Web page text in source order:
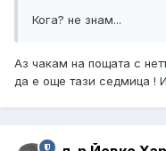
Кога? не знам...
Аз чакам на пощата с
да е още тази седмица !